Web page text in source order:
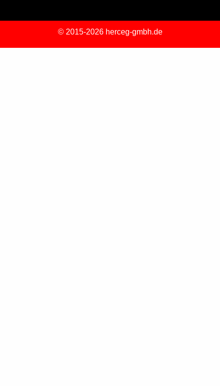
© 2015-2026 herceg-gmbh.de